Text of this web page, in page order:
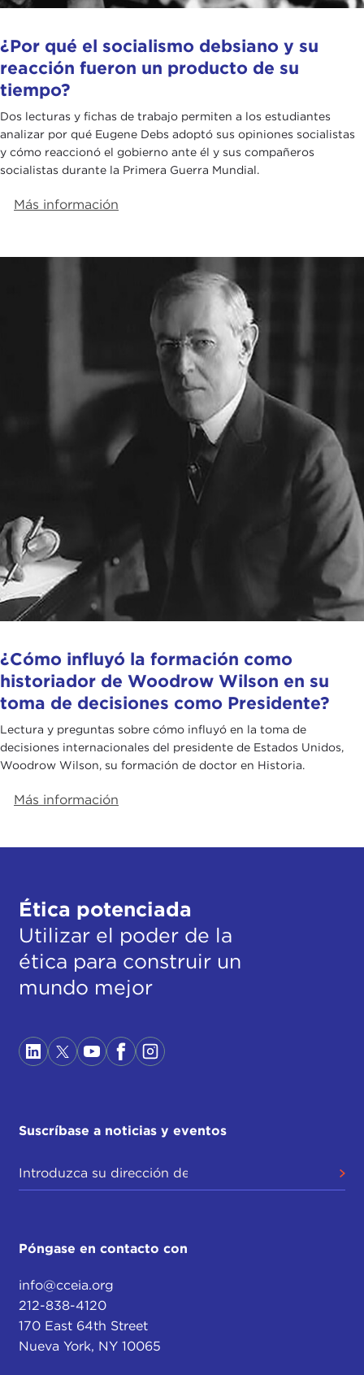
¿Por qué el socialismo debsiano y su
reacción fueron un producto de su
tiempo?
Dos lecturas y fichas de trabajo permiten a los estudiantes
analizar por qué Eugene Debs adoptó sus opiniones socialistas
y cómo reaccionó el gobierno ante él y sus compañeros
socialistas durante la Primera Guerra Mundial.
Más información
¿Cómo influyó la formación como
historiador de Woodrow Wilson en su
toma de decisiones como Presidente?
Lectura y preguntas sobre cómo influyó en la toma de
decisiones internacionales del presidente de Estados Unidos,
Woodrow Wilson, su formación de doctor en Historia.
Más información
Ética potenciada
Utilizar el poder de la
ética para construir un
mundo mejor
Suscríbase a noticias y eventos
Póngase en contacto con
info@cceia.org
212-838-4120
170 East 64th Street
Nueva York, NY 10065